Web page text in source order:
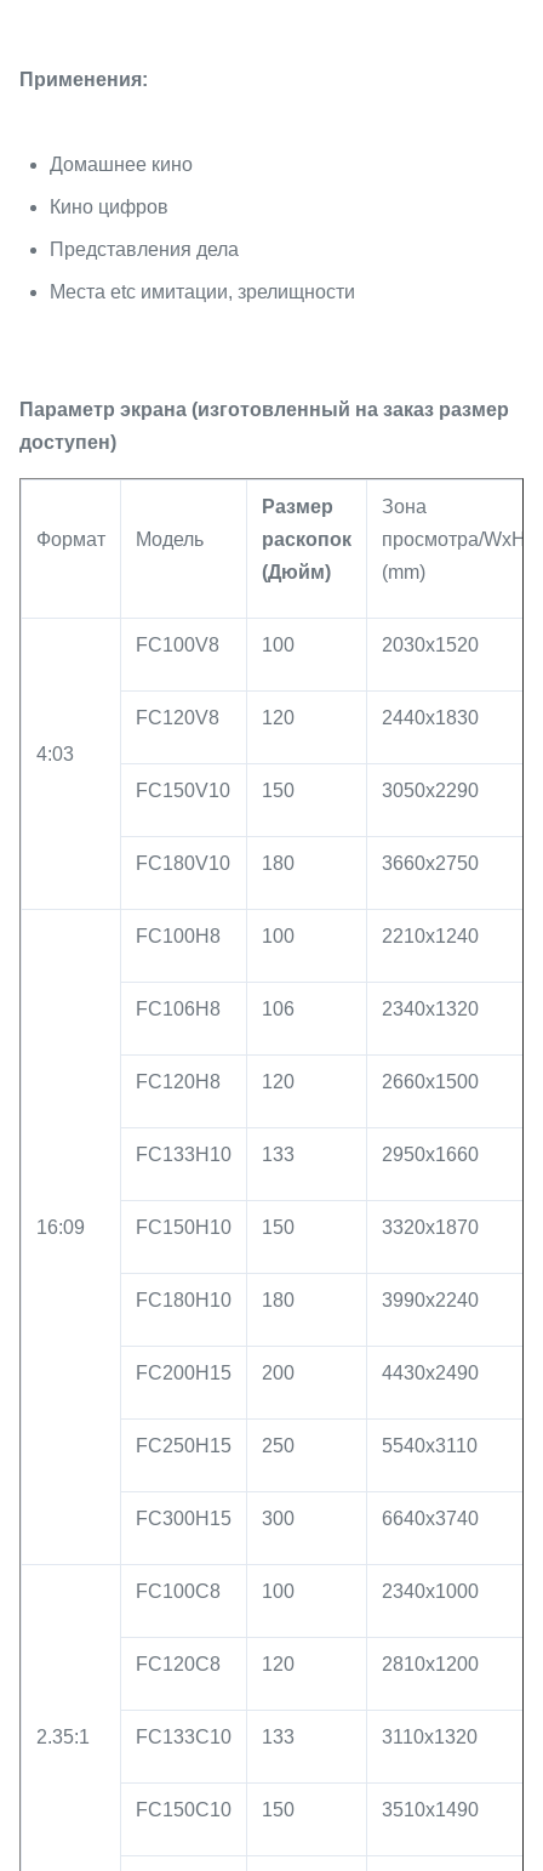
Применения:
Домашнее кино
Кино цифров
Представления дела
Места etc имитации, зрелищности
Параметр экрана (изготовленный на заказ размер
доступен)
Формат Модель
Размер
раскопок
(Дюйм)
Зона
просмотра/WxH
(mm)
4:03
FC100V8 100 2030x1520
FC120V8 120 2440x1830
FC150V10 150 3050x2290
FC180V10 180 3660x2750
16:09
FC100H8 100 2210x1240
FC106H8 106 2340x1320
FC120H8 120 2660x1500
FC133H10 133 2950x1660
FC150H10 150 3320x1870
FC180H10 180 3990x2240
FC200H15 200 4430x2490
FC250H15 250 5540x3110
FC300H15 300 6640x3740
2.35:1
FC100C8 100 2340x1000
FC120C8 120 2810x1200
FC133C10 133 3110x1320
FC150C10 150 3510x1490